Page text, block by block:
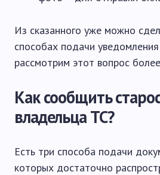
Из сказанного уже можно
способах подачи
рассмотрим этот вопрос
Как сообщить
владельца ТС?
Есть три способа подачи
которых достаточно